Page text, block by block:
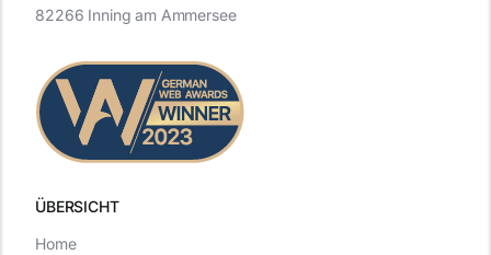
ÜBERSICHT
82266 Inning am Ammersee
Home